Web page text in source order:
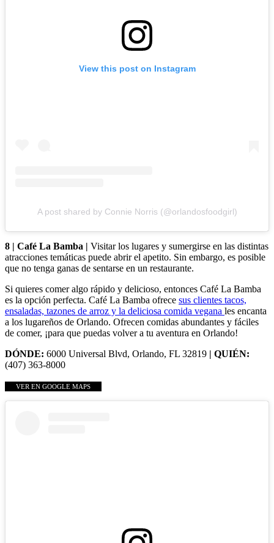
View this post on Instagram
A post shared by Connie Norris (@orlandosfoodgirl)
8 | Café La Bamba | Visitar los lugares y sumergirse en las distintas
atracciones temáticas puede abrir el apetito. Sin embargo, es posible
que no tenga ganas de sentarse en un restaurante.
Si quieres comer algo rápido y delicioso, entonces Café La Bamba
es la opción perfecta. Café La Bamba ofrece sus clientes tacos,
ensaladas, tazones de arroz y la deliciosa comida vegana les encanta
a los lugareños de Orlando. Ofrecen comidas abundantes y fáciles
de comer, ¡para que puedas volver a tu aventura en Orlando!
DÓNDE: 6000 Universal Blvd, Orlando, FL 32819 | QUIÉN:
(407) 363-8000
VER EN GOOGLE MAPS